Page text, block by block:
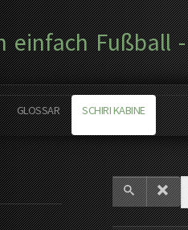
einfach Fußball
GLOSSAR SCHIRI KABINE